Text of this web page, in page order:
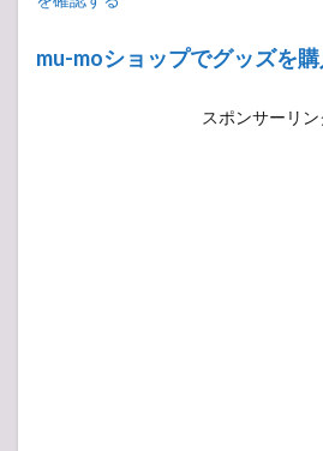
mu-moショップでグッズを
スポンサーリン